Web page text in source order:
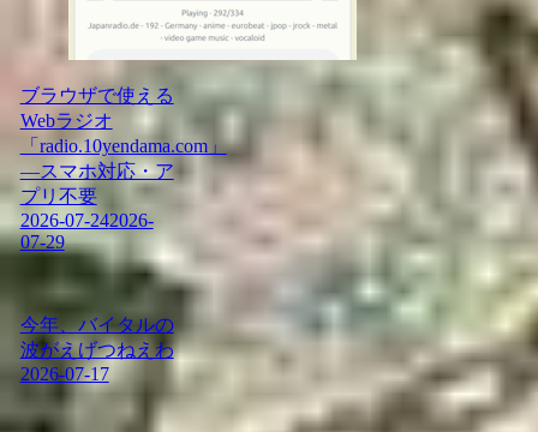
ブラウザで使える
Webラジオ
「radio.10yendama.com」
―スマホ対応・ア
プリ不要
2026-07-242026-
07-29
今年、バイタルの
波がえげつねえわ
2026-07-17